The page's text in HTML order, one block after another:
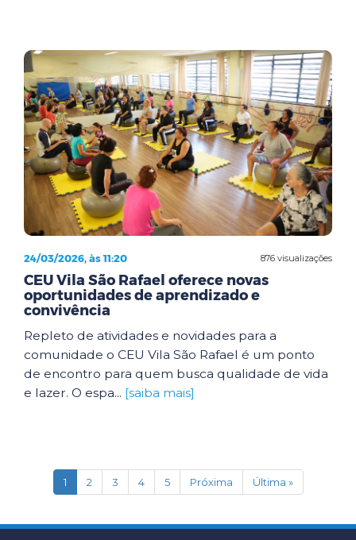
876 visualizações
24/03/2026, às 11:20
CEU Vila São Rafael oferece novas
oportunidades de aprendizado e
convivência
Repleto de atividades e novidades para a
comunidade o CEU Vila São Rafael é um ponto
de encontro para quem busca qualidade de vida
e lazer. O espa... [saiba mais]
1(current)
2 3 4 5 Próxima Última »